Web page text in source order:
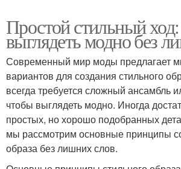
Простой стильный
выглядеть модно без
Современный мир моды предлагает
вариантов для создания стильного
всегда требуется сложный ансамбль
чтобы выглядеть модно. Иногда
простых, но хорошо подобранных
мы рассмотрим основные принципы
образа без лишних слов.